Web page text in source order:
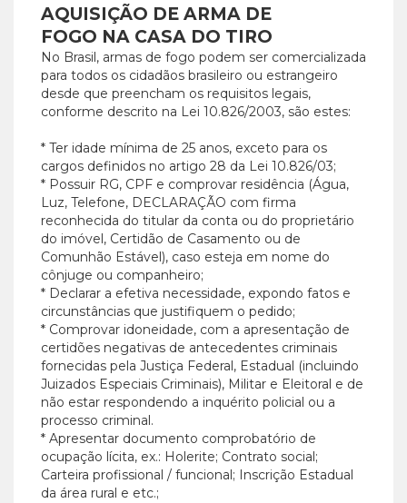
AQUISIÇÃO DE ARMA DE
FOGO NA CASA DO TIRO
No Brasil, armas de fogo podem ser comercializada
para todos os cidadãos brasileiro ou estrangeiro
desde que preencham os requisitos legais,
conforme descrito na Lei 10.826/2003, são estes:
* Ter idade mínima de 25 anos, exceto para os
cargos definidos no artigo 28 da Lei 10.826/03;
* Possuir RG, CPF e comprovar residência (Água,
Luz, Telefone, DECLARAÇÃO com firma
reconhecida do titular da conta ou do proprietário
do imóvel, Certidão de Casamento ou de
Comunhão Estável), caso esteja em nome do
cônjuge ou companheiro;
* Declarar a efetiva necessidade, expondo fatos e
circunstâncias que justifiquem o pedido;
* Comprovar idoneidade, com a apresentação de
certidões negativas de antecedentes criminais
fornecidas pela Justiça Federal, Estadual (incluindo
Juizados Especiais Criminais), Militar e Eleitoral e de
não estar respondendo a inquérito policial ou a
processo criminal.
* Apresentar documento comprobatório de
ocupação lícita, ex.: Holerite; Contrato social;
Carteira profissional / funcional; Inscrição Estadual
da área rural e etc.;